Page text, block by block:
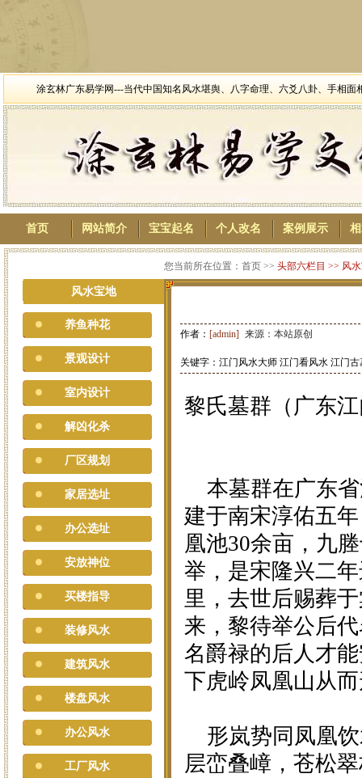
涂玄林广东易学网---当代中国知名风水堪舆、八字命理、六爻八卦、手相
首页 网站简介 宝宝起名 个人改名 案例展示
风水宝地
养鱼种花
景观设计
室内设计
解凶化杀
厂区规划
家居选址
办公选址
安放神位
买楼指导
装修风水
建筑风水
楼盘风水
办公风水
工厂风水
您当前所在位置：首页 >> 头部六栏目 >> 风
作者： [admin] 来源：本站原创
关键字：江门风水大师 江门看风水 江门
黎氏墓群（广东
本墓群在广东省
建于南宋淳佑五
凰池30余亩，九
举，是宋隆兴二
里，去世后赐葬
来，黎待举公后
名爵禄的后人才
下虎岭凤凰山从
形岚势同凤凰饮
层峦叠嶂，苍松